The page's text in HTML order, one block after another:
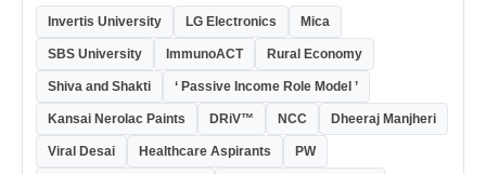
Invertis University LG Electronics Mica
SBS University ImmunoACT Rural Economy
Shiva and Shakti ‘ Passive Income Role Model ’
Kansai Nerolac Paints DRiV™ NCC Dheeraj Manjheri
Viral Desai Healthcare Aspirants PW